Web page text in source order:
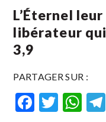
L’Éternel
libérateur
3,9
PARTAGER SUR :